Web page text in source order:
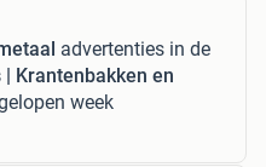
advertenties in de
Krantenbakken en
week